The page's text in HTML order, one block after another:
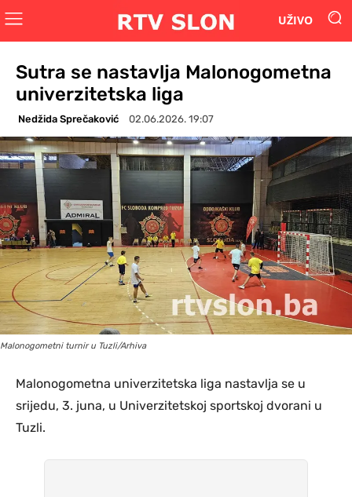
UŽIVO
Sutra se nastavlja Malonogometna
univerzitetska liga
Nedžida Sprečaković 02.06.2026. 19:07
Malonogometni turnir u Tuzli/Arhiva
Malonogometna univerzitetska liga nastavlja se u
srijedu, 3. juna, u Univerzitetskoj sportskoj dvorani u
Tuzli.